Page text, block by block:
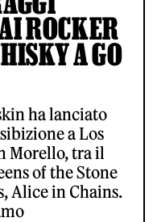
ROCKER
A GO
ha lanciato
a Los
Morello, tra il
of the Stone
Alice in Chains.